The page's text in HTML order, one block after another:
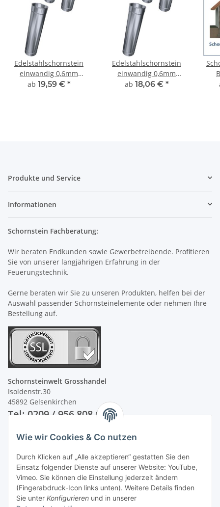
Edelstahlschornstein
einwandig 0,6mm
Premium Rohr RP 500
ab 19,59 € *
Edelstahlschornstein
einwandig 0,6mm
Premium Rohr RP 250
ab 18,06 € *
Produkte und Service
Informationen
Schornstein Fachberatung:
Wir beraten Endkunden sowie Gewerbetreibende. Profitieren
Sie von unserer langjährigen Erfahrung in der
Feuerungstechnik.
Gerne beraten wir Sie zu unseren Produkten, helfen bei der
Auswahl passender Schornsteinelemente oder nehmen Ihre
Bestellung auf.
Schornsteinwelt Grosshandel
Isoldenstr.30
45892 Gelsenkirchen
Tel: 0209 / 956 808 60
Unsere Zahlungsarten
Wie wir Cookies & Co nutzen
Durch Klicken auf „Alle akzeptieren“ gestatten Sie den
Einsatz folgender Dienste auf unserer Website: YouTube,
Vimeo. Sie können die Einstellung jederzeit ändern
(Fingerabdruck-Icon links unten). Weitere Details finden
Sie unter Konfigurieren und in unserer